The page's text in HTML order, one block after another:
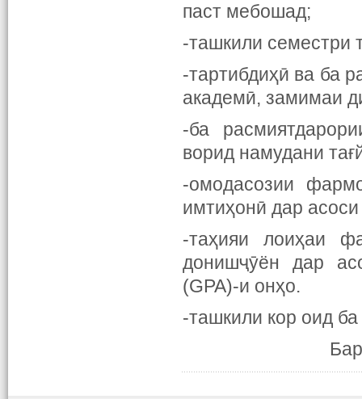
паст мебошад;
-ташкили семестри
-тартибдиҳӣ ва ба
академӣ, замимаи
-ба
ворид намудани
-омодасозии
имтиҳонӣ дар
-таҳияи лоиҳаи
донишҷӯён дар
(GPA)-и онҳо.
-ташкили кор оид